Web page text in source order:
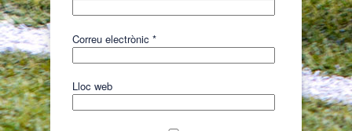
Correu electrònic *
Lloc web